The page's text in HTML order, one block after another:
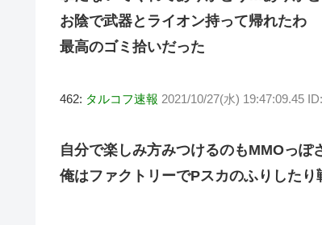
お陰で武器とライオン持って帰れたわ
最高のゴミ拾いだった
462: タルコフ速報 2021/10/27(水) 19:47:09.45
自分で楽しみ方みつけるのもMMOっぽ
俺はファクトリーでPスカのふりした